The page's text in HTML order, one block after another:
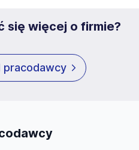
się więcej o firmie?
pracodawcy